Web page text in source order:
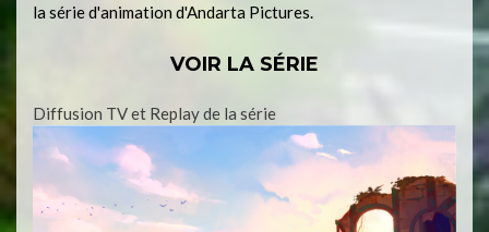
la série d'animation d'Andarta Pictures.
VOIR LA SÉRIE
Diffusion TV et Replay de la série